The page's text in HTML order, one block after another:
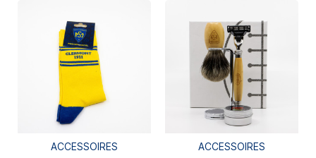
ACCESSOIRES ACCESSOIRES